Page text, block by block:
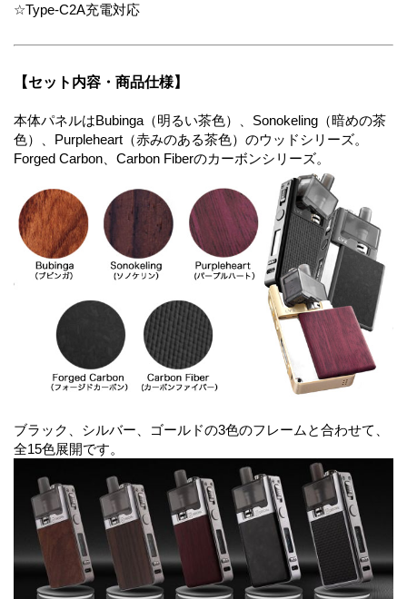
☆Type-C2A充電対応
【セット内容・商品仕様】
本体パネルはBubinga（明るい茶色）、Sonokeling（暗めの茶
色）、Purpleheart（赤みのある茶色）のウッドシリーズ。
Forged Carbon、Carbon Fiberのカーボンシリーズ。
ブラック、シルバー、ゴールドの3色のフレームと合わせて、
全15色展開です。